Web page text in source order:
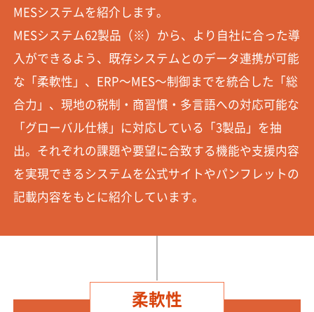
MESシステムを紹介します。
MESシステム62製品（※）から、より自社に合った導
入ができるよう、既存システムとのデータ連携が可能
な「柔軟性」、ERP～MES～制御までを統合した「総
合力」、現地の税制・商習慣・多言語への対応可能な
「グローバル仕様」に対応している「3製品」を抽
出。それぞれの課題や要望に合致する機能や支援内容
を実現できるシステムを公式サイトやパンフレットの
記載内容をもとに紹介しています。
柔軟性